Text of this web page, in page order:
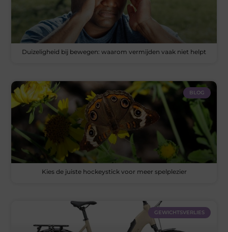
Duizeligheid bij bewegen: waarom vermijden vaak niet helpt
BLOG
Kies de juiste hockeystick voor meer spelplezier
GEWICHTSVERLIES